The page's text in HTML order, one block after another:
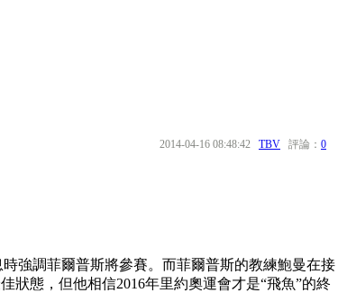
2014-04-16 08:48:42 TBV 評論： 0
強調菲爾普斯將參賽。而菲爾普斯的教練鮑曼在接
狀態，但他相信2016年里約奧運會才是“飛魚”的終